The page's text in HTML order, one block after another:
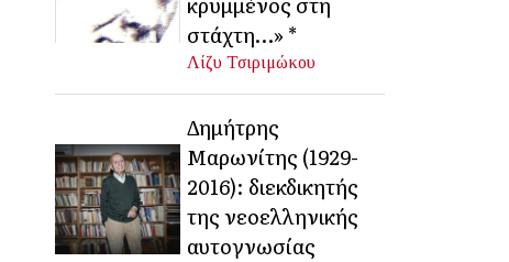
στάχτη…» *
Λίζυ Τσιριμώκου
Δημήτρης
Μαρωνίτης (1929-
2016): διεκδικητής
της νεοελληνικής
αυτογνωσίας